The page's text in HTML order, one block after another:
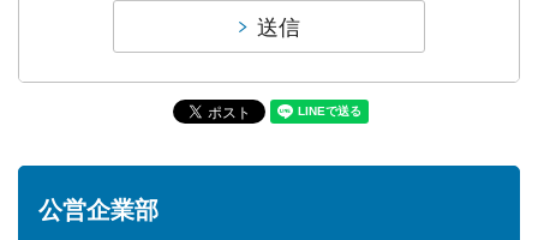
公営企業部